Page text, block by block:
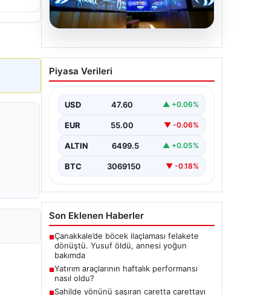
Yatırım araçlarının haftalık
performansı nasıl oldu?
Piyasa Verileri
USD 47.60 ▲ +0.06%
EUR 55.00 ▼ -0.06%
ALTIN 6499.5 ▲ +0.05%
BTC 3069150 ▼ -0.18%
Son Eklenen Haberler
■Çanakkale’de böcek ilaçlaması felakete
dönüştü. Yusuf öldü, annesi yoğun
bakımda
■Yatırım araçlarının haftalık performansı
nasıl oldu?
■Sahilde yönünü şaşıran caretta carettayı